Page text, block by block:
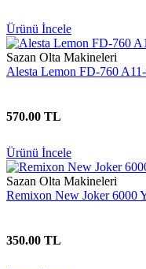
Ürünü İncele
Sazan Olta Makineleri
Alesta Lemon FD-760
570.00 TL
Ürünü İncele
Sazan Olta Makineleri
Remixon New Joker 6000
350.00 TL